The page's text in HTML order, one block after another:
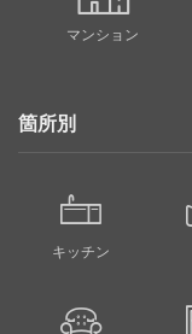
マンション
箇所別
キッチン